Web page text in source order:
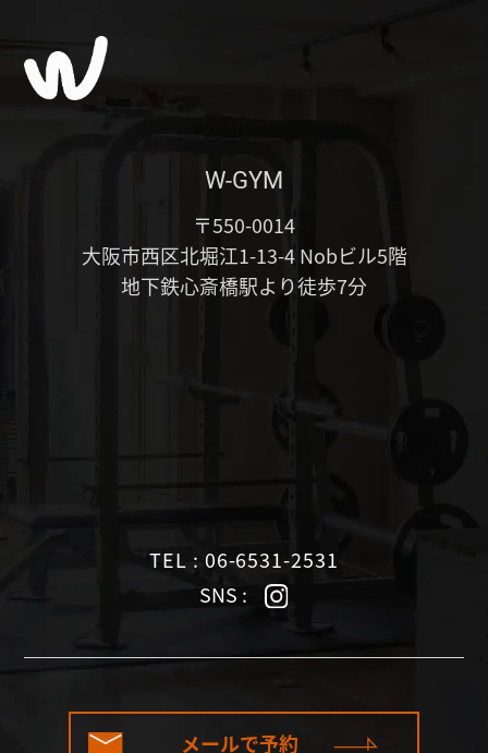
W-GYM
〒550-0014
大阪市西区北堀江1-13-4 Nobビル5階
地下鉄心斎橋駅より徒歩7分
TEL : 06-6531-2531
SNS :
メールで予約